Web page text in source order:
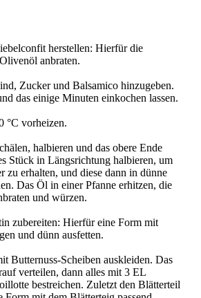
herstellen: Hierfür die
anbraten.
Zucker und Balsamico hinzugeben.
das einige Minuten einkochen lassen.
°C vorheizen.
halbieren und das obere Ende
Stück in Längsrichtung halbieren, um
zu erhalten, und diese dann in dünne
Das Öl in einer Pfanne erhitzen, die
und würzen.
zubereiten: Hierfür eine Form mit
und dünn ausfetten.
Butternuss-Scheiben auskleiden. Das
verteilen, dann alles mit 3 EL
bestreichen. Zuletzt den Blätterteil